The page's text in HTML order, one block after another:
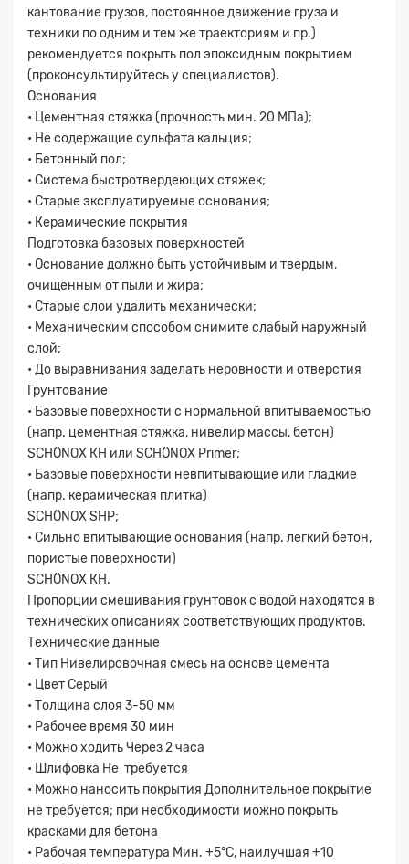
кантование грузов, постоянное движение груза и
техники по одним и тем же траекториям и пр.)
рекомендуется покрыть пол эпоксидным покрытием
(проконсультируйтесь у специалистов).
Основания
• Цементная стяжка (прочность мин. 20 МПа);
• Не содержащие сульфата кальция;
• Бетонный пол;
• Система быстротвердеющих стяжек;
• Старые эксплуатируемые основания;
• Керамические покрытия
Подготовка базовых поверхностей
• Основание должно быть устойчивым и твердым,
очищенным от пыли и жира;
• Старые слои удалить механически;
• Механическим способом снимите слабый наружный
слой;
• До выравнивания заделать неровности и отверстия
Грунтование
• Базовые поверхности с нормальной впитываемостью
(напр. цементная стяжка, нивелир массы, бетон)
SCHÖNOX КН или SCHÖNOX Primer;
• Базовые поверхности невпитывающие или гладкие
(напр. керамическая плитка)
SCHÖNOX SHP;
• Сильно впитывающие основания (напр. легкий бетон,
пористые поверхности)
SCHÖNOX КН.
Пропорции смешивания грунтовок с водой находятся в
технических описаниях соответствующих продуктов.
Технические данные
• Тип Нивелировочная смесь на основе цемента
• Цвет Серый
• Толщина слоя 3-50 мм
• Рабочее время 30 мин
• Можно ходить Через 2 часа
• Шлифовка Не требуется
• Можно наносить покрытия Дополнительное покрытие
не требуется; при необходимости можно покрыть
красками для бетона
• Рабочая температура Мин. +5°C, наилучшая +10
Прикрепите
файл